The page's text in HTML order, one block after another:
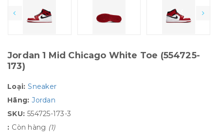
Jordan 1 Mid Chicago White Toe (554725-
173)
Loại: Sneaker
Hãng: Jordan
SKU: 554725-173-3
: Còn hàng (1)